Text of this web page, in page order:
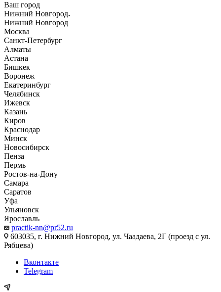
Ваш город
Нижний Новгород
Нижний Новгород
Москва
Санкт-Петербург
Алматы
Астана
Бишкек
Воронеж
Екатеринбург
Челябинск
Ижевск
Казань
Киров
Краснодар
Минск
Новосибирск
Пенза
Пермь
Ростов-на-Дону
Самара
Саратов
Уфа
Ульяновск
Ярославль
practik-nn@pr52.ru
603035, г. Нижний Новгород, ул. Чаадаева, 2Г (проезд с ул.
Рябцева)
Вконтакте
Telegram